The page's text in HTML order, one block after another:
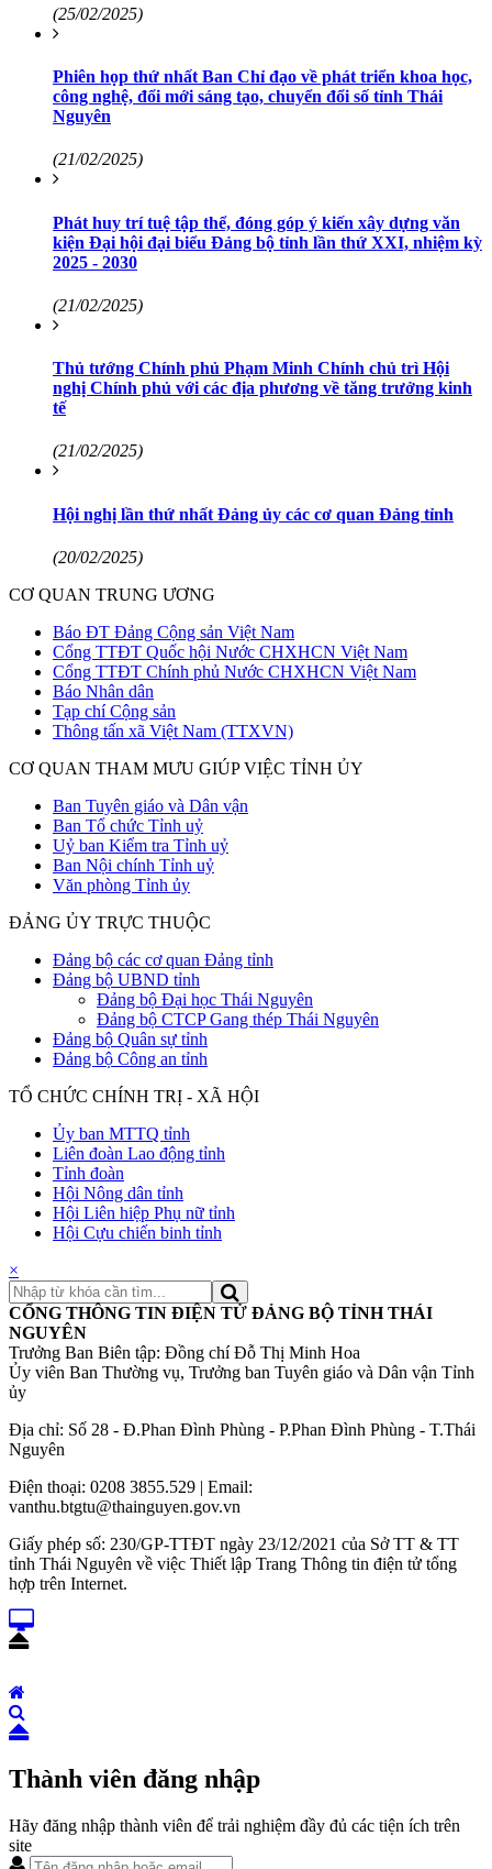
(25/02/2025)
Phiên họp thứ nhất Ban Chỉ đạo về phát triển khoa học,
công nghệ, đổi mới sáng tạo, chuyển đổi số tỉnh Thái
Nguyên
(21/02/2025)
Phát huy trí tuệ tập thể, đóng góp ý kiến xây dựng văn
kiện Đại hội đại biểu Đảng bộ tỉnh lần thứ XXI, nhiệm kỳ
2025 - 2030
(21/02/2025)
Thủ tướng Chính phủ Phạm Minh Chính chủ trì Hội
nghị Chính phủ với các địa phương về tăng trưởng kinh
tế
(21/02/2025)
Hội nghị lần thứ nhất Đảng ủy các cơ quan Đảng tỉnh
(20/02/2025)
CƠ QUAN TRUNG ƯƠNG
Báo ĐT Đảng Cộng sản Việt Nam
Cổng TTĐT Quốc hội Nước CHXHCN Việt Nam
Cổng TTĐT Chính phủ Nước CHXHCN Việt Nam
Báo Nhân dân
Tạp chí Cộng sản
Thông tấn xã Việt Nam (TTXVN)
CƠ QUAN THAM MƯU GIÚP VIỆC TỈNH ỦY
Ban Tuyên giáo và Dân vận
Ban Tổ chức Tỉnh uỷ
Uỷ ban Kiểm tra Tỉnh uỷ
Ban Nội chính Tỉnh uỷ
Văn phòng Tỉnh ủy
ĐẢNG ỦY TRỰC THUỘC
Đảng bộ các cơ quan Đảng tỉnh
Đảng bộ UBND tỉnh
Đảng bộ Đại học Thái Nguyên
Đảng bộ CTCP Gang thép Thái Nguyên
Đảng bộ Quân sự tỉnh
Đảng bộ Công an tỉnh
TỔ CHỨC CHÍNH TRỊ - XÃ HỘI
Ủy ban MTTQ tỉnh
Liên đoàn Lao động tỉnh
Tỉnh đoàn
Hội Nông dân tỉnh
Hội Liên hiệp Phụ nữ tỉnh
Hội Cựu chiến binh tỉnh
×
CỔNG THÔNG TIN ĐIỆN TỬ ĐẢNG BỘ TỈNH THÁI
NGUYÊN
Trưởng Ban Biên tập: Đồng chí Đỗ Thị Minh Hoa
Ủy viên Ban Thường vụ, Trưởng ban Tuyên giáo và Dân vận Tỉnh
ủy
Địa chỉ: Số 28 - Đ.Phan Đình Phùng - P.Phan Đình Phùng - T.Thái
Nguyên
Điện thoại: 0208 3855.529 | Email:
vanthu.btgtu@thainguyen.gov.vn
Giấy phép số: 230/GP-TTĐT ngày 23/12/2021 của Sở TT & TT
tỉnh Thái Nguyên về việc Thiết lập Trang Thông tin điện tử tổng
hợp trên Internet.
Thành viên đăng nhập
Hãy đăng nhập thành viên để trải nghiệm đầy đủ các tiện ích trên
site